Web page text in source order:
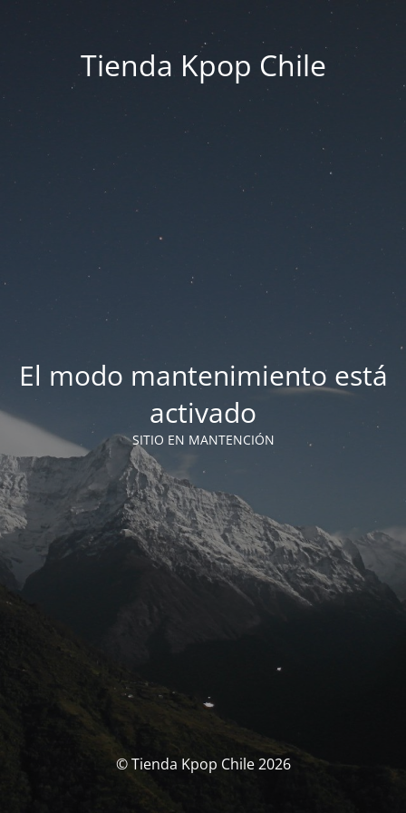
Tienda Kpop Chile
El modo mantenimiento está
activado
SITIO EN MANTENCIÓN
© Tienda Kpop Chile 2026